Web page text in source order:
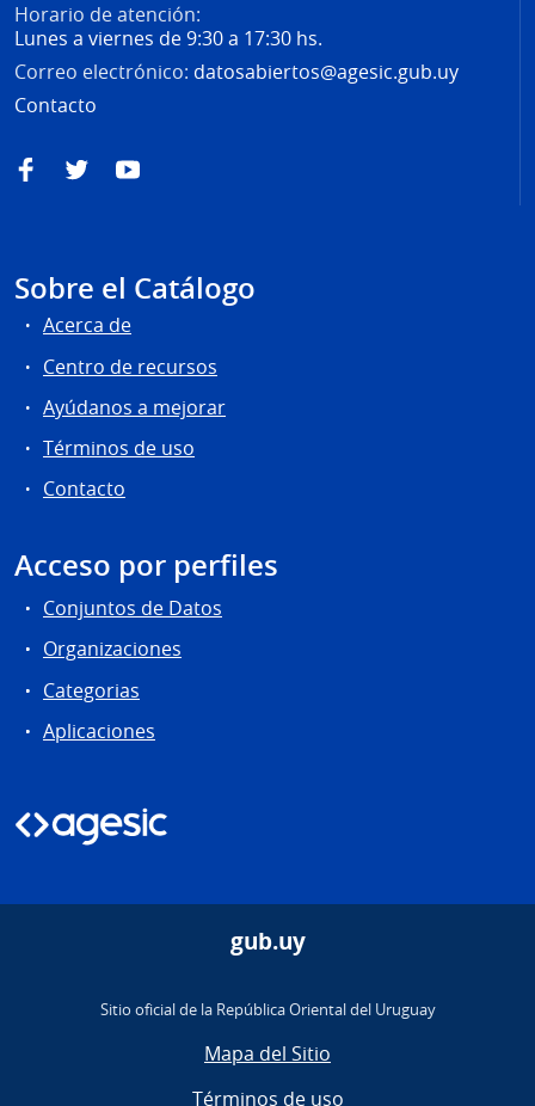
Horario de atención:
Lunes a viernes de 9:30 a 17:30 hs.
Correo electrónico: datosabiertos@agesic.gub.uy
Contacto
FacebookTwitterYouTube
Sobre el Catálogo
Acerca de
Centro de recursos
Ayúdanos a mejorar
Términos de uso
Contacto
Acceso por perfiles
Conjuntos de Datos
Organizaciones
Categorias
Aplicaciones
gub.uy
Sitio oficial de la República Oriental del Uruguay
Mapa del Sitio
Términos de uso